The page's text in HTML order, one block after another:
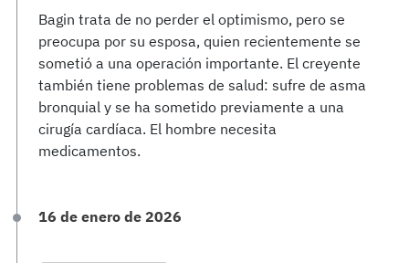
Bagin trata de no perder el optimismo, pero se
preocupa por su esposa, quien recientemente se
sometió a una operación importante. El creyente
también tiene problemas de salud: sufre de asma
bronquial y se ha sometido previamente a una
cirugía cardíaca. El hombre necesita
medicamentos.
16 de enero de 2026